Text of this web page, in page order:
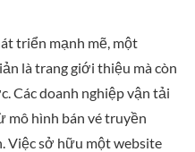
triển mạnh mẽ, một
là trang giới thiệu mà còn
Các doanh nghiệp vận tải
mô hình bán vé truyền
Việc sở hữu một website